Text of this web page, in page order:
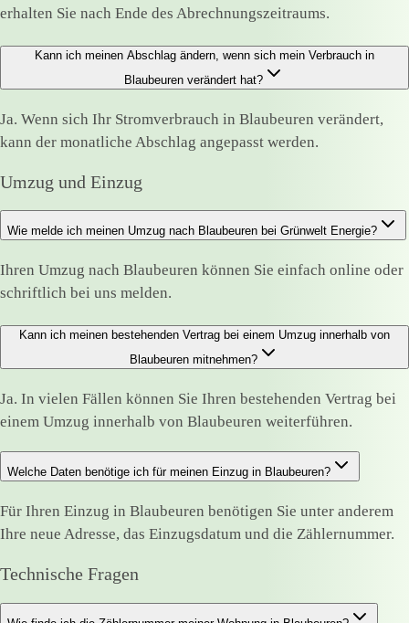
erhalten Sie nach Ende des Abrechnungszeitraums.
Kann ich meinen Abschlag ändern, wenn sich mein Verbrauch in
Blaubeuren verändert hat?
Ja. Wenn sich Ihr Stromverbrauch in Blaubeuren verändert,
kann der monatliche Abschlag angepasst werden.
Umzug und Einzug
Wie melde ich meinen Umzug nach Blaubeuren bei Grünwelt Energie?
Ihren Umzug nach Blaubeuren können Sie einfach online oder
schriftlich bei uns melden.
Kann ich meinen bestehenden Vertrag bei einem Umzug innerhalb von
Blaubeuren mitnehmen?
Ja. In vielen Fällen können Sie Ihren bestehenden Vertrag bei
einem Umzug innerhalb von Blaubeuren weiterführen.
Welche Daten benötige ich für meinen Einzug in Blaubeuren?
Für Ihren Einzug in Blaubeuren benötigen Sie unter anderem
Ihre neue Adresse, das Einzugsdatum und die Zählernummer.
Technische Fragen